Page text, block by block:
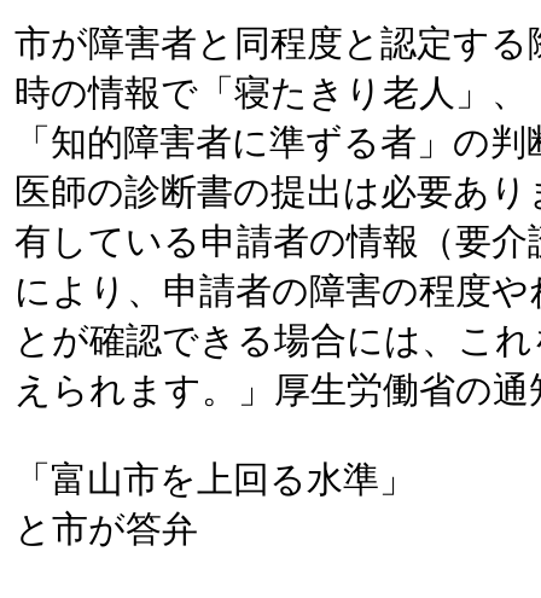
市が障害者と同程度と認定す
時の情報で「寝たきり老人」
「知的障害者に準ずる者」の
医師の診断書の提出は必要あ
有している申請者の情報（要
により、申請者の障害の程度
とが確認できる場合には、こ
えられます。」厚生労働省の通
「富山市を上回る水準」
と市が答弁